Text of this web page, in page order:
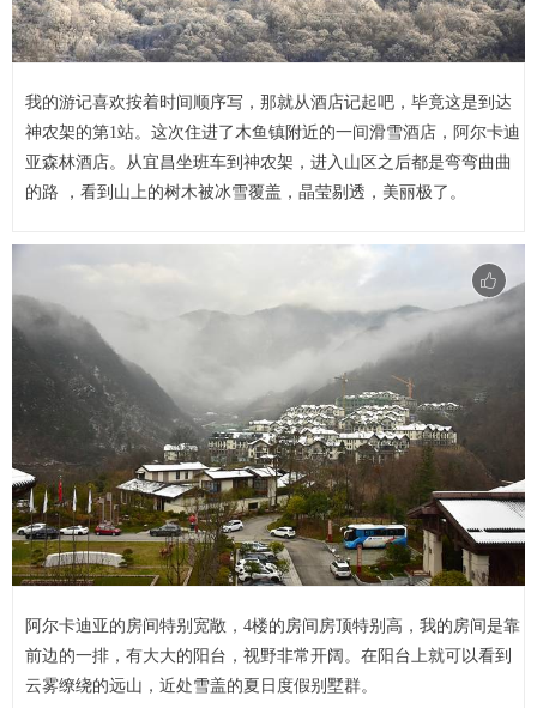
我的游记喜欢按着时间顺序写，那就从酒店记起吧，毕竟这是到达
神农架的第1站。这次住进了木鱼镇附近的一间滑雪酒店，阿尔卡迪
亚森林酒店。从宜昌坐班车到神农架，进入山区之后都是弯弯曲曲
的路 ，看到山上的树木被冰雪覆盖，晶莹剔透，美丽极了。
阿尔卡迪亚的房间特别宽敞，4楼的房间房顶特别高，我的房间是靠
前边的一排，有大大的阳台，视野非常开阔。在阳台上就可以看到
云雾缭绕的远山，近处雪盖的夏日度假别墅群。